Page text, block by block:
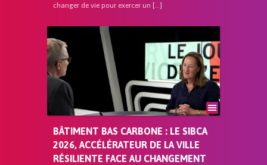
changer de vie pour exercer un […]
BÂTIMENT BAS CARBONE : LE SIBCA
2026, ACCÉLÉRATEUR DE LA VILLE
RÉSILIENTE FACE AU CHANGEMENT